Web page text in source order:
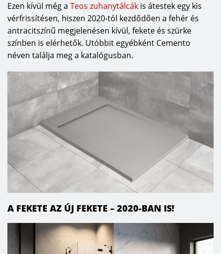
Ezen kívül még a Teos zuhanytálcák is átestek egy kis
vérfrissítésen, hiszen 2020-tól kezdődően a fehér és
antracitszínű megjelenésen kívül, fekete és szürke
színben is elérhetők. Utóbbit egyébként Cemento
néven találja meg a katalógusban.
A FEKETE AZ ÚJ FEKETE – 2020-BAN IS!